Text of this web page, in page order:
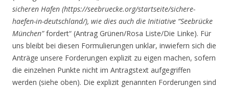
sicheren Hafen (https://seebruecke.org/startseite/sichere-
haefen-in-deutschland/), wie dies auch die Initiative “Seebrücke
München”fordert“ (Antrag Grünen/Rosa Liste/Die Linke). Für
uns bleibt bei diesen Formulierungen unklar, inwiefern sich die
Anträge unsere Forderungen explizit zu eigen machen, sofern
die einzelnen Punkte nicht im Antragstext aufgegriffen
werden (siehe oben). Die explizit genannten Forderungen sind